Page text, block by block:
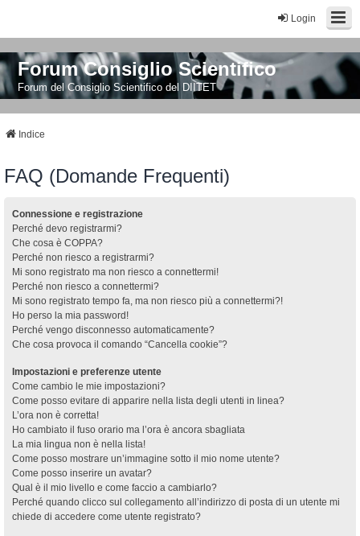
Login
Forum Consiglio Scientifico
Forum del Consiglio Scientifico del DIITET
Indice
FAQ (Domande Frequenti)
Connessione e registrazione
Perché devo registrarmi?
Che cosa è COPPA?
Perché non riesco a registrarmi?
Mi sono registrato ma non riesco a connettermi!
Perché non riesco a connettermi?
Mi sono registrato tempo fa, ma non riesco più a connettermi?!
Ho perso la mia password!
Perché vengo disconnesso automaticamente?
Che cosa provoca il comando “Cancella cookie”?
Impostazioni e preferenze utente
Come cambio le mie impostazioni?
Come posso evitare di apparire nella lista degli utenti in linea?
L’ora non è corretta!
Ho cambiato il fuso orario ma l’ora è ancora sbagliata
La mia lingua non è nella lista!
Come posso mostrare un’immagine sotto il mio nome utente?
Come posso inserire un avatar?
Qual è il mio livello e come faccio a cambiarlo?
Perché quando clicco sul collegamento all’indirizzo di posta di un utente mi
chiede di accedere come utente registrato?